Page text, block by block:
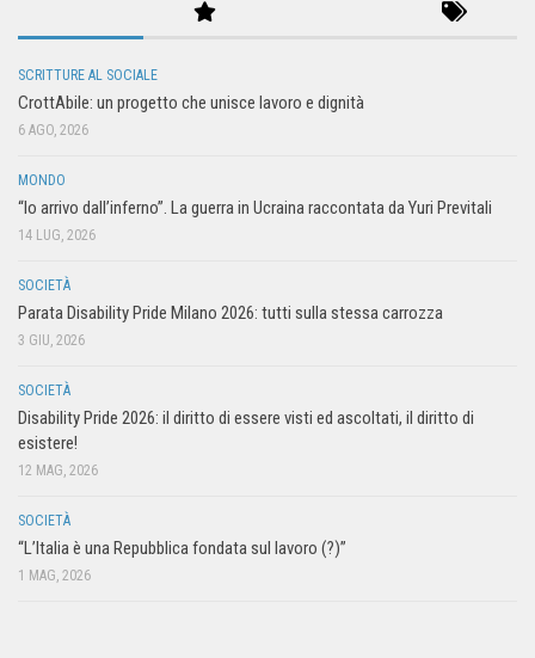
SCRITTURE AL SOCIALE
CrottAbile: un progetto che unisce lavoro e dignità
6 AGO, 2026
MONDO
“Io arrivo dall’inferno”. La guerra in Ucraina raccontata da Yuri Previtali
14 LUG, 2026
SOCIETÀ
Parata Disability Pride Milano 2026: tutti sulla stessa carrozza
3 GIU, 2026
SOCIETÀ
Disability Pride 2026: il diritto di essere visti ed ascoltati, il diritto di
esistere!
12 MAG, 2026
SOCIETÀ
“L’Italia è una Repubblica fondata sul lavoro (?)”
1 MAG, 2026